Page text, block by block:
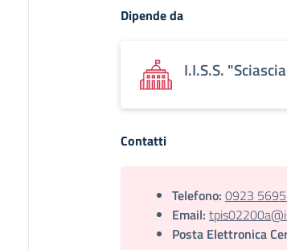
Dipende da
I.I.S.S.
Contatti
Telefono: 0923
Email:
Posta Elettronica